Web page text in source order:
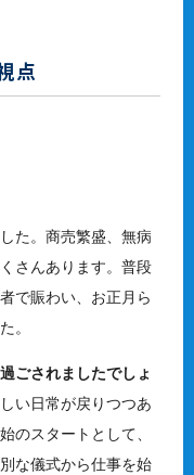
点
た。商売繁盛、無病
さんあります。普段
で賑わい、お正月ら
。
ごされましたでしょ
い日常が戻りつつあ
のスタートとして、
な儀式から仕事を始